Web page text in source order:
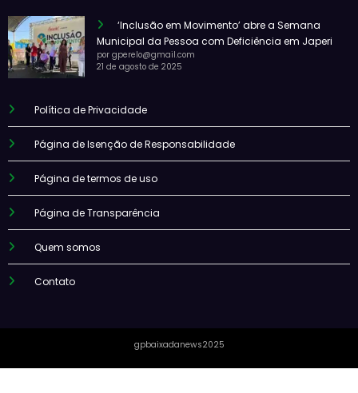
‘Inclusão em Movimento’ abre a Semana
Municipal da Pessoa com Deficiência em Japeri
por gperelo@gmail.com
21 de agosto de 2025
Política de Privacidade
Página de Isenção de Responsabilidade
Página de termos de uso
Página de Transparência
Quem somos
Contato
gpbaixadanews2025